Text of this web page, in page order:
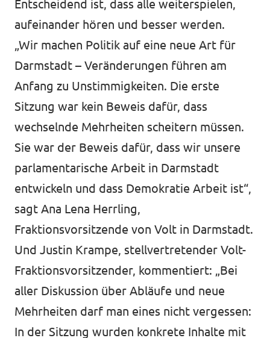
Entscheidend ist, dass alle weiterspielen,
aufeinander hören und besser werden.
„Wir machen Politik auf eine neue Art für
Darmstadt – Veränderungen führen am
Anfang zu Unstimmigkeiten. Die erste
Sitzung war kein Beweis dafür, dass
wechselnde Mehrheiten scheitern müssen.
Sie war der Beweis dafür, dass wir unsere
parlamentarische Arbeit in Darmstadt
entwickeln und dass Demokratie Arbeit ist“,
sagt Ana Lena Herrling,
Fraktionsvorsitzende von Volt in Darmstadt.
Und Justin Krampe, stellvertretender Volt-
Fraktionsvorsitzender, kommentiert: „Bei
aller Diskussion über Abläufe und neue
Mehrheiten darf man eines nicht vergessen:
In der Sitzung wurden konkrete Inhalte mit